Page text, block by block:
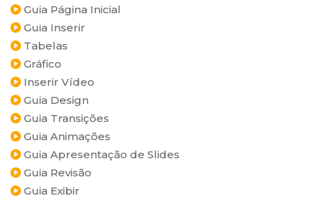
Guia Página Inicial
Guia Inserir
Tabelas
Gráfico
Inserir Vídeo
Guia Design
Guia Transições
Guia Animações
Guia Apresentação de Slides
Guia Revisão
Guia Exibir